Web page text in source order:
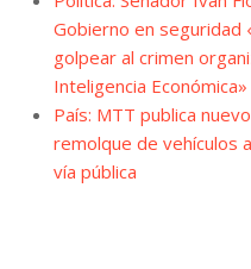
Gobierno en seguridad
golpear al crimen
Inteligencia Económica»
País: MTT publica
remolque de vehículos
vía pública